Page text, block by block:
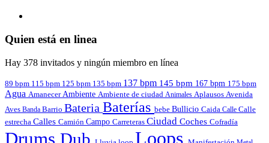
Quien está en linea
Hay 378 invitados y ningún miembro en línea
89 bpm 115 bpm 125 bpm 135 bpm 137 bpm 145 bpm 167 bpm 175 bpm
Agua Amanecer Ambiente Ambiente de ciudad Animales Aplausos Avenida
Aves Banda Barrio Bateria Baterías bebe Bullicio Caida Calle Calle
estrecha Calles Camión Campo Carreteras Ciudad Coches Cofradía
Drums Dub Loops